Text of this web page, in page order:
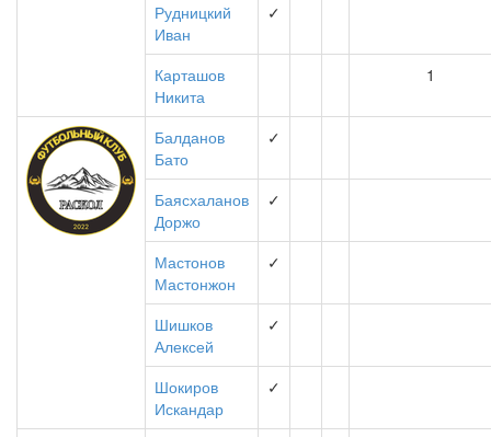
Рудницкий
Иван
✓
Карташов
Никита
1
Балданов
Бато
✓
Баясхаланов
Доржо
✓
Мастонов
Мастонжон
✓
Шишков
Алексей
✓
Шокиров
Искандар
✓